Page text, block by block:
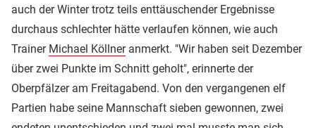
auch der Winter trotz teils enttäuschender Ergebnisse
durchaus schlechter hätte verlaufen können, wie auch
Trainer Michael Köllneranmerkt. "Wir haben seit Dezember
über zwei Punkte im Schnitt geholt", erinnerte der
Oberpfälzer am Freitagabend. Von den vergangenen elf
Partien habe seine Mannschaft sieben gewonnen, zwei